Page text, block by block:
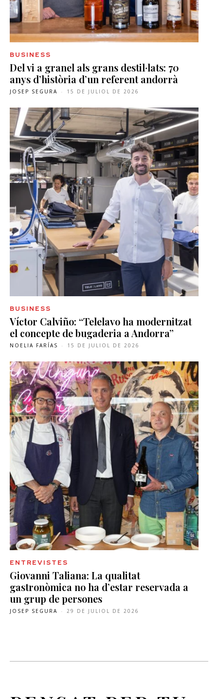
BUSINESS
Del vi a granel als grans destil·lats: 70
anys d’història d’un referent andorrà
JOSEP SEGURA - 15 DE JULIOL DE 2026
BUSINESS
Víctor Calviño: “Telelavo ha modernitzat
el concepte de bugaderia a Andorra”
NOELIA FARÍAS - 15 DE JULIOL DE 2026
ENTREVISTES
Giovanni Taliana: La qualitat
gastronòmica no ha d’estar reservada a
un grup de persones
JOSEP SEGURA - 29 DE JULIOL DE 2026